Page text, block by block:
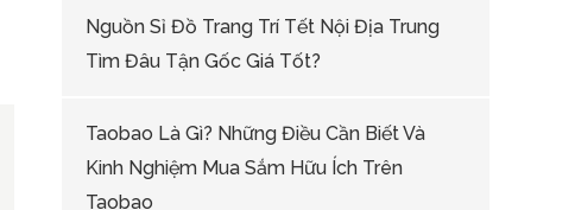
Nguồn Sỉ Đồ Trang Trí Tết Nội Địa Trung
Tìm Đâu Tận Gốc Giá Tốt?
Taobao Là Gì? Những Điều Cần Biết Và
Kinh Nghiệm Mua Sắm Hữu Ích Trên
Taobao